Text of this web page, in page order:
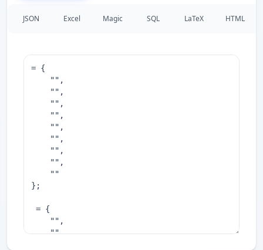
JSON Excel Magic SQL LaTeX HTML